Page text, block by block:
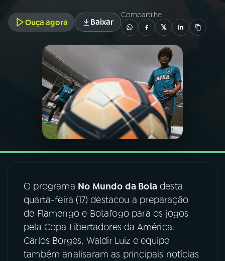
02A RÁDIO
PROGRAMAÇÃO
PROGRAMAS
PODCASTS
06VIDEOCASTS
07ÚLTIMAS
08 FESTIVAL DE MÚSICA
ACOMPANHE A RÁDIO NACIONAL
Ouça agora Baixar
Compartilhe
O programa No Mundo da Bola desta
quarta-feira (17) destacou a preparação
de Flamengo e Botafogo para os jogos
pela Copa Libertadores da América.
Carlos Borges, Waldir Luiz e equipe
também analisaram as principais notícias